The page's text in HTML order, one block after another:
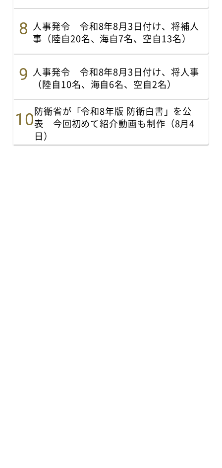
人事発令 令和8年8月3日付け、将補人
事（陸自20名、海自7名、空自13名）
人事発令 令和8年8月3日付け、将人事
（陸自10名、海自6名、空自2名）
防衛省が「令和8年版 防衛白書」を公
表 今回初めて紹介動画も制作（8月4
日）